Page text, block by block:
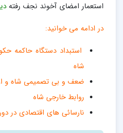
استعمار امضای آخوند نجف رفته
در ادامه می خوانید:
استبداد دستگاه حاکمه
شاه
ضعف و بی تصمیمی شاه و
روابط خارجی شاه
نارسائی های اقتصادی در